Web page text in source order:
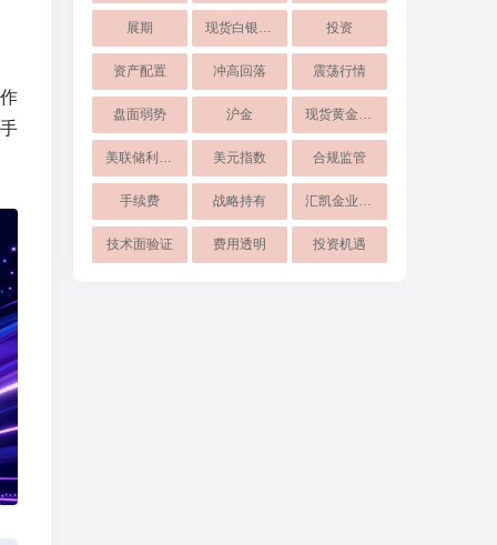
展期 现货白银点差 投资
资产配置 冲高回落 震荡行情
盘面弱势 沪金 现货黄金行情分析
美联储利率预期 美元指数 合规监管
手续费​ 战略持有 汇凯金业现货白银
技术面验证 费用透明 投资机遇